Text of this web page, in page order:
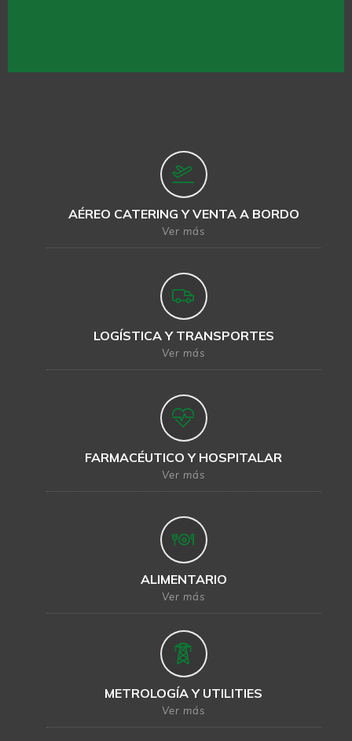
AÉREO CATERING Y VENTA A BORDO
Ver más
LOGÍSTICA Y TRANSPORTES
Ver más
FARMACÉUTICO Y HOSPITALAR
Ver más
ALIMENTARIO
Ver más
METROLOGÍA Y UTILITIES
Ver más